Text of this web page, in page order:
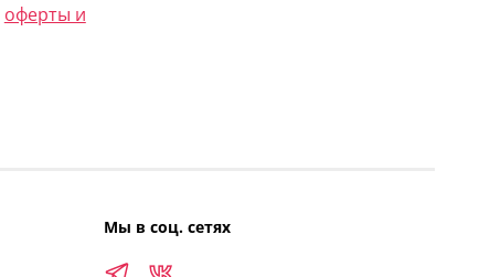
оферты и
Мы в соц. сетях